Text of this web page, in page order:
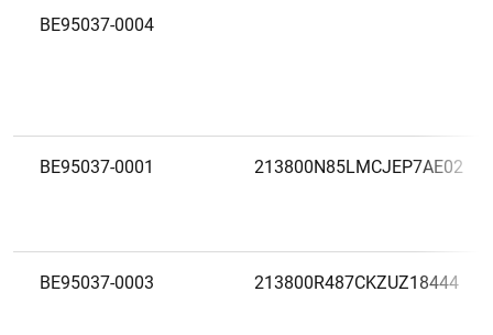
BE95037-0004
BE95037-0001 213800N85LMCJEP7AE02
BE95037-0003 213800R487CKZUZ18444